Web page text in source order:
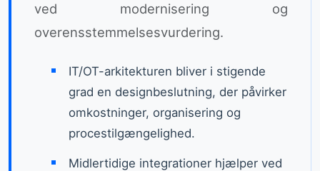
ved modernisering og
overensstemmelsesvurdering.
IT/OT-arkitekturen bliver i stigende
grad en designbeslutning, der påvirker
omkostninger, organisering og
procestilgængelighed.
Midlertidige integrationer hjælper ved